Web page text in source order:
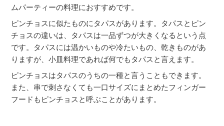
ムパーティーの料理におすすめです。
ピンチョスに似たものにタパスがあります。タパスとピン
チョスの違いは、タパスは一品ずつが大きくなるという点
です。タパスには温かいものや冷たいもの、乾きものがあ
りますが、小皿料理であれば何でもタパスと言えます。
ピンチョスはタパスのうちの一種と言うこともできます。
また、串で刺さなくても一口サイズにまとめたフィンガー
フードもピンチョスと呼ぶことがあります。